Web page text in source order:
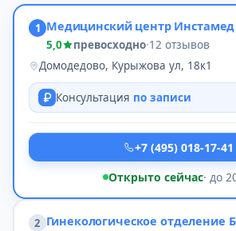
1 Медицинский центр Инстамед
5,0 превосходно·12 отзывов
Домодедово, Курыжова ул, 18к1
Консультация по записи
+7 (495) 018-17-41
Открыто сейчас· до
2 Гинекологическое отделение